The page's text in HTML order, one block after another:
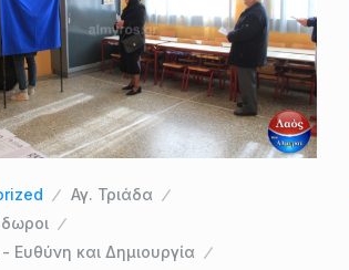
Αγ. Τριάδα
Ευθύνη και Δημιουργία